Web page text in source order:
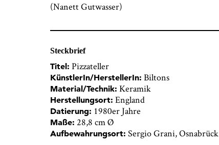
(Nanett Gutwasser)
Steckbrief
Titel: Pizzateller
KünstlerIn/HerstellerIn: Biltons
Material/Technik: Keramik
Herstellungsort: England
Datierung: 1980er Jahre
Maße: 28,8 cm Ø
Aufbewahrungsort: Sergio Grani, Osnabrück